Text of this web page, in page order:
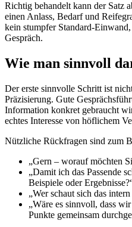
Richtig behandelt kann der Satz
einen Anlass, Bedarf und
kein stumpfer Standard-
Gespräch.
Wie man sinnvoll
Der erste sinnvolle Schritt ist
Präzisierung. Gute
Information konkret gebraucht
echtes Interesse von höflichem
Nützliche Rückfragen sind zum
„Gern – worauf möchten
„Damit ich das Passende
Beispiele oder
„Wer schaut sich das
„Wäre es sinnvoll, dass
Punkte gemeinsam